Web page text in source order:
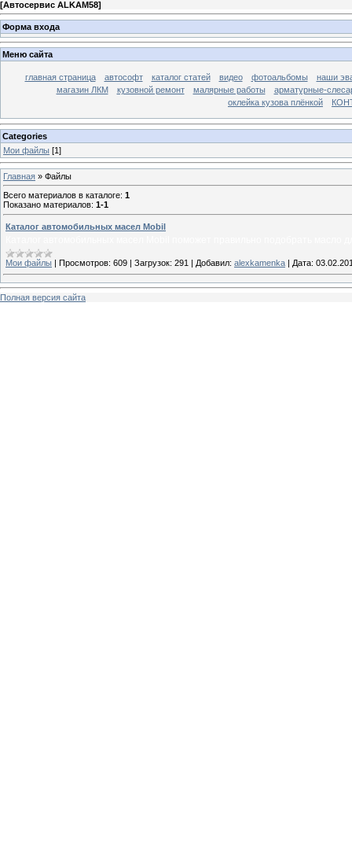
[Автосервис ALKAM58]
Форма входа
Меню сайта
главная страница автософт каталог статей видео фотоальбомы
наши
магазин ЛКМ
кузовной ремонт малярные работы
арматурные-
оклейка кузова плёнкой
Categories
Мои файлы [1]
Главная » Файлы
Всего материалов в каталоге: 1
Показано материалов: 1-1
Каталог автомобильных масел Mobil
Мои файлы | Просмотров: 609 | Загрузок: 291 | Добавил: alexkamenka | Дата:
Полная версия сайта